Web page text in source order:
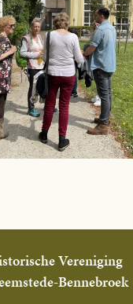
Vereniging
Bennebroek